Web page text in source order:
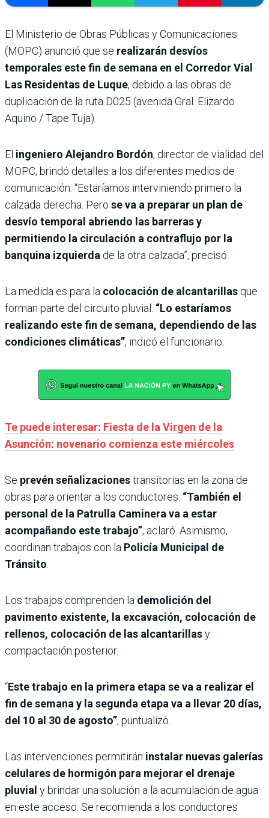
El Ministerio de Obras Públicas y Comunicaciones
(MOPC) anunció que se realizarán desvíos
temporales este fin de semana en el Corredor Vial
Las Residentas de Luque, debido a las obras de
duplicación de la ruta D025 (avenida Gral. Elizardo
Aquino / Tape Tuja).
El ingeniero Alejandro Bordón, director de vialidad del
MOPC, brindó detalles a los diferentes medios de
comunicación. “Estaríamos interviniendo primero la
calzada derecha. Pero se va a preparar un plan de
desvío temporal abriendo las barreras y
permitiendo la circulación a contraflujo por la
banquina izquierda de la otra calzada”, precisó.
La medida es para la colocación de alcantarillas que
forman parte del circuito pluvial. “Lo estaríamos
realizando este fin de semana, dependiendo de las
condiciones climáticas”, indicó el funcionario.
Te puede interesar: Fiesta de la Virgen de la
Asunción: novenario comienza este miércoles
Se prevén señalizacionestransitorias en la zona de
obras para orientar a los conductores. “También el
personal de la Patrulla Caminera va a estar
acompañando este trabajo”, aclaró. Asimismo,
coordinan trabajos con la Policía Municipal de
Tránsito
Los trabajos comprenden la demolición del
pavimento existente, la excavación, colocación de
rellenos, colocación de las alcantarillasy
compactación posterior.
“Este trabajo en la primera etapa se va a realizar el
fin de semana y la segunda etapa va a llevar 20 días,
del 10 al 30 de agosto”, puntualizó.
Las intervenciones permitirán instalar nuevas galerías
celulares de hormigón para mejorar el drenaje
pluvial y brindar una solución a la acumulación de agua
en este acceso. Se recomienda a los conductores